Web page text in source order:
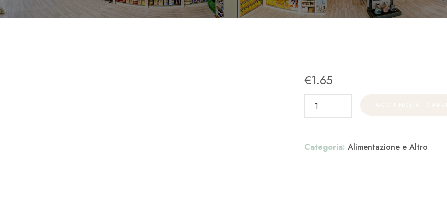
€1.65
Categoria: Alimentazione e Altro